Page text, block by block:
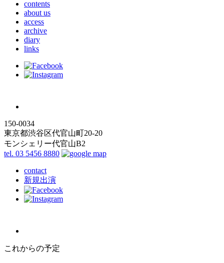
contents
about us
access
archive
diary
links
150-0034
東京都渋谷区代官山町20-20
モンシェリー代官山B2
tel. 03 5456 8880
contact
新規出演
これからの予定